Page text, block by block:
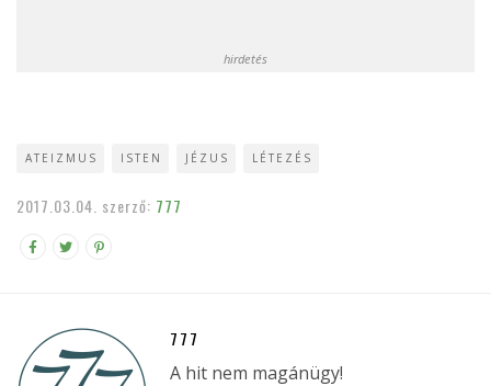
hirdetés
ATEIZMUS ISTEN JÉZUS LÉTEZÉS
2017.03.04. szerző: 777
777
A hit nem magánügy!